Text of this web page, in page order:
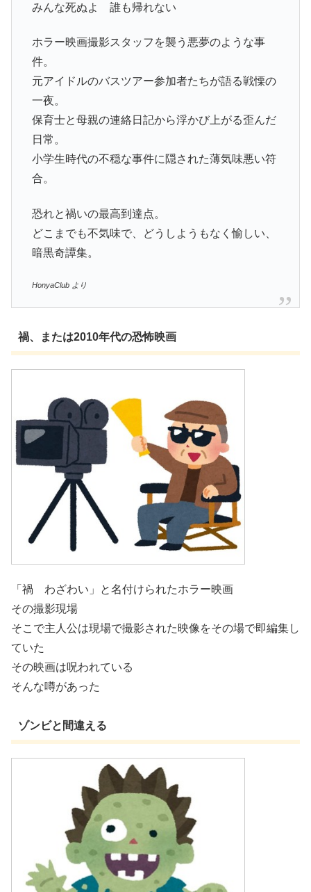
みんな死ぬよ 誰も帰れない
ホラー映画撮影スタッフを襲う悪夢のような事
件。
元アイドルのバスツアー参加者たちが語る戦慄の
一夜。
保育士と母親の連絡日記から浮かび上がる歪んだ
日常。
小学生時代の不穏な事件に隠された薄気味悪い符
合。
恐れと禍いの最高到達点。
どこまでも不気味で、どうしようもなく愉しい、
暗黒奇譚集。
HonyaClub より
禍、または2010年代の恐怖映画
「禍 わざわい」と名付けられたホラー映画
その撮影現場
そこで主人公は現場で撮影された映像をその場で即編集し
ていた
その映画は呪われている
そんな噂があった
ゾンビと間違える